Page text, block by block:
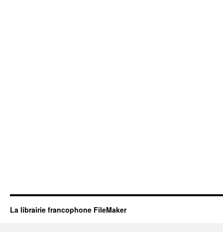
La librairie francophone FileMaker